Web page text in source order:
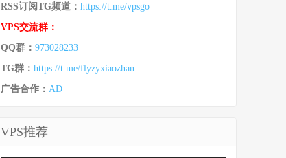
RSS订阅TG频道： https://t.me/vpsgo
VPS交流群：
QQ群： 973028233
TG群： https://t.me/flyzyxiaozhan
广告合作： AD
VPS推荐